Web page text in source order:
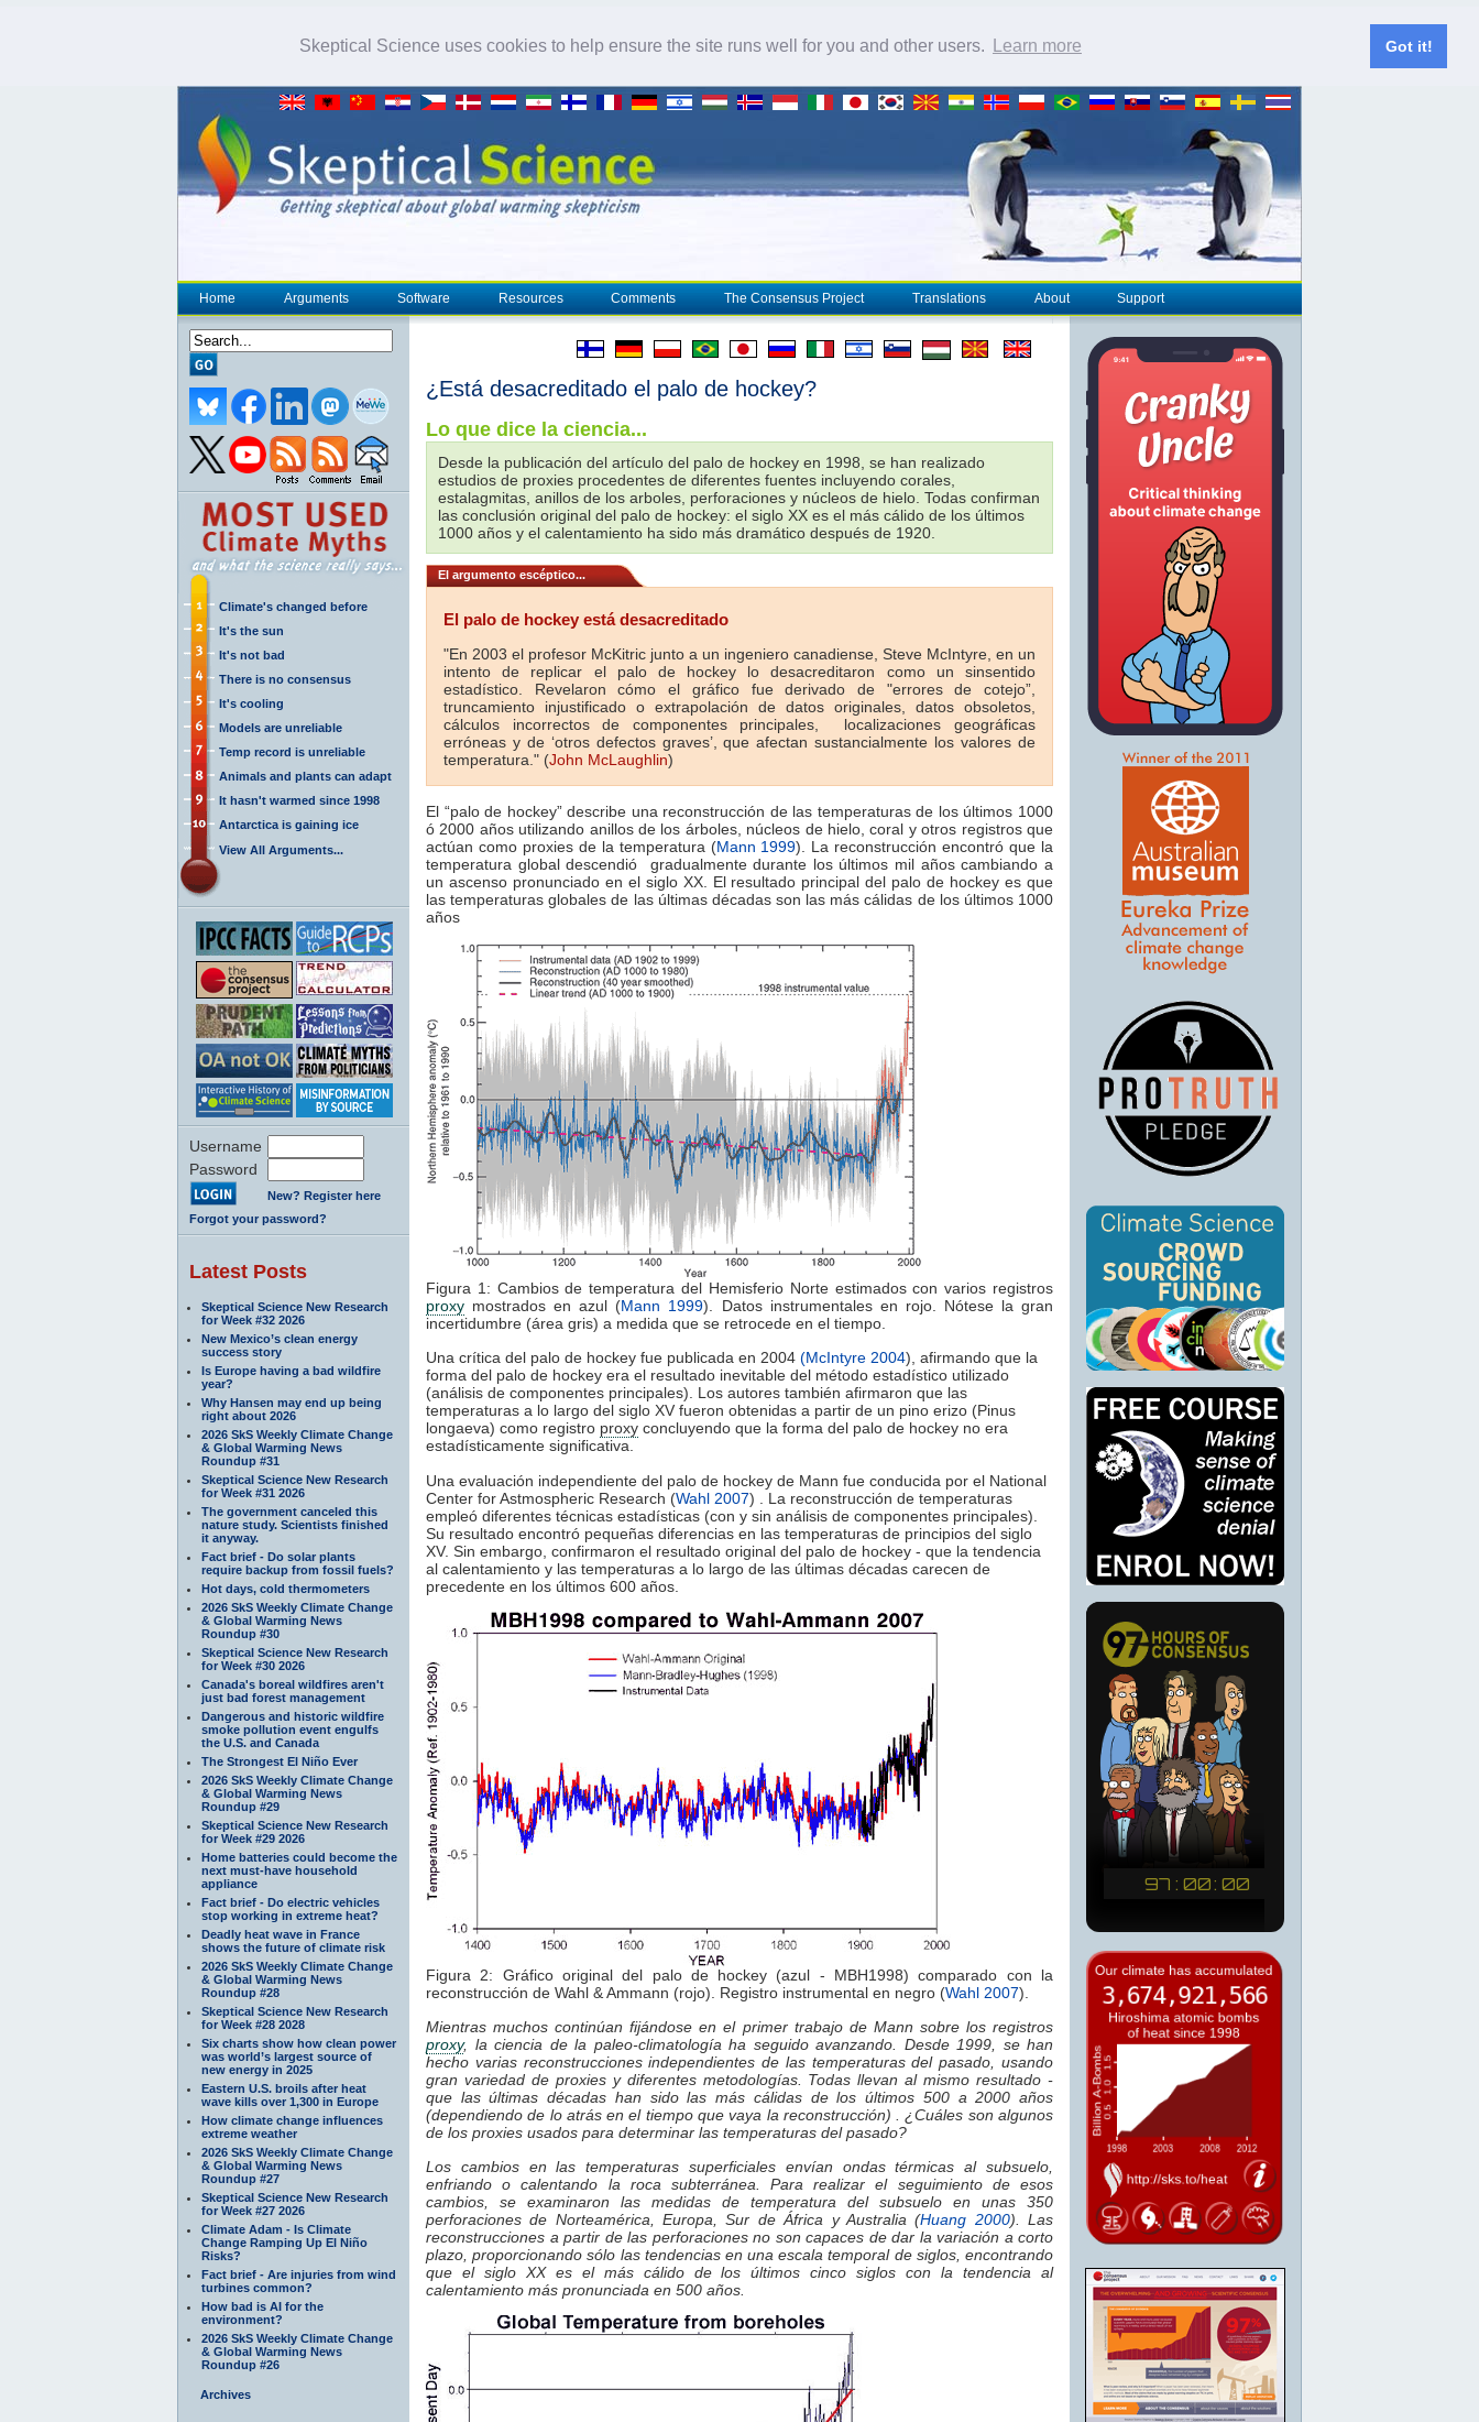
Skeptical Science uses cookies to help ensure the site runs well for you and other users. Learn more Got it!
Home Arguments Software Resources Comments The Consensus Project Translations About Support
Climate's changed before
It's the sun
It's not bad
There is no consensus
It's cooling
Models are unreliable
Temp record is unreliable
Animals and plants can adapt
It hasn't warmed since 1998
Antarctica is gaining ice
View All Arguments...
Username
Password
New? Register here
Forgot your password?
Latest Posts
Skeptical Science New Research
for Week #32 2026
New Mexico’s clean energy
success story
Is Europe having a bad wildfire
year?
Why Hansen may end up being
right about 2026
2026 SkS Weekly Climate Change
& Global Warming News
Roundup #31
Skeptical Science New Research
for Week #31 2026
The government canceled this
nature study. Scientists finished
it anyway.
Fact brief - Do solar plants
require backup from fossil fuels?
Hot days, cold thermometers
2026 SkS Weekly Climate Change
& Global Warming News
Roundup #30
Skeptical Science New Research
for Week #30 2026
Canada's boreal wildfires aren't
just bad forest management
Dangerous and historic wildfire
smoke pollution event engulfs
the U.S. and Canada
The Strongest El Niño Ever
2026 SkS Weekly Climate Change
& Global Warming News
Roundup #29
Skeptical Science New Research
for Week #29 2026
Home batteries could become the
next must-have household
appliance
Fact brief - Do electric vehicles
stop working in extreme heat?
Deadly heat wave in France
shows the future of climate risk
2026 SkS Weekly Climate Change
& Global Warming News
Roundup #28
Skeptical Science New Research
for Week #28 2028
Six charts show how clean power
was world’s largest source of
new energy in 2025
Eastern U.S. broils after heat
wave kills over 1,300 in Europe
How climate change influences
extreme weather
2026 SkS Weekly Climate Change
& Global Warming News
Roundup #27
Skeptical Science New Research
for Week #27 2026
Climate Adam - Is Climate
Change Ramping Up El Niño
Risks?
Fact brief - Are injuries from wind
turbines common?
How bad is AI for the
environment?
2026 SkS Weekly Climate Change
& Global Warming News
Roundup #26
Archives
¿Está desacreditado el palo de hockey?
Lo que dice la ciencia...
Desde la publicación del artículo del palo de hockey en 1998, se han realizado
estudios de proxies procedentes de diferentes fuentes incluyendo corales,
estalagmitas, anillos de los arboles, perforaciones y núcleos de hielo. Todas confirman
las conclusión original del palo de hockey: el siglo XX es el más cálido de los últimos
1000 años y el calentamiento ha sido más dramático después de 1920.
El argumento escéptico...
El palo de hockey está desacreditado
"En 2003 el profesor McKitric junto a un ingeniero canadiense, Steve McIntyre, en un
intento de replicar el palo de hockey lo desacreditaron como un sinsentido
estadístico. Revelaron cómo el gráfico fue derivado de "errores de cotejo”,
truncamiento injustificado o extrapolación de datos originales, datos obsoletos,
cálculos incorrectos de componentes principales, localizaciones geográficas
erróneas y de ‘otros defectos graves’, que afectan sustancialmente los valores de
temperatura." (John McLaughlin)
El “palo de hockey” describe una reconstrucción de las temperaturas de los últimos 1000
ó 2000 años utilizando anillos de los árboles, núcleos de hielo, coral y otros registros que
actúan como proxies de la temperatura (Mann 1999). La reconstrucción encontró que la
temperatura global descendió gradualmente durante los últimos mil años cambiando a
un ascenso pronunciado en el siglo XX. El resultado principal del palo de hockey es que
las temperaturas globales de las últimas décadas son las más cálidas de los últimos 1000
años
Figura 1: Cambios de temperatura del Hemisferio Norte estimados con varios registros
proxy mostrados en azul (Mann 1999). Datos instrumentales en rojo. Nótese la gran
incertidumbre (área gris) a medida que se retrocede en el tiempo.
Una crítica del palo de hockey fue publicada en 2004 (McIntyre 2004), afirmando que la
forma del palo de hockey era el resultado inevitable del método estadístico utilizado
(análisis de componentes principales). Los autores también afirmaron que las
temperaturas a lo largo del siglo XV fueron obtenidas a partir de un pino erizo (Pinus
longaeva) como registro proxy concluyendo que la forma del palo de hockey no era
estadísticamente significativa.
Una evaluación independiente del palo de hockey de Mann fue conducida por el National
Center for Astmospheric Research (Wahl 2007) . La reconstrucción de temperaturas
empleó diferentes técnicas estadísticas (con y sin análisis de componentes principales).
Su resultado encontró pequeñas diferencias en las temperaturas de principios del siglo
XV. Sin embargo, confirmaron el resultado original del palo de hockey - que la tendencia
al calentamiento y las temperaturas a lo largo de las últimas décadas carecen de
precedente en los últimos 600 años.
Figura 2: Gráfico original del palo de hockey (azul - MBH1998) comparado con la
reconstrucción de Wahl & Ammann (rojo). Registro instrumental en negro (Wahl 2007).
Mientras muchos continúan fijándose en el primer trabajo de Mann sobre los registros
proxy, la ciencia de la paleo-climatología ha seguido avanzando. Desde 1999, se han
hecho varias reconstrucciones independientes de las temperaturas del pasado, usando
gran variedad de proxies y diferentes metodologías. Todas llevan al mismo resultado -
que las últimas décadas han sido las más cálidas de los últimos 500 a 2000 años
(dependiendo de lo atrás en el tiempo que vaya la reconstrucción) . ¿Cuáles son algunos
de los proxies usados para determinar las temperaturas del pasado?
Los cambios en las temperaturas superficiales envían ondas térmicas al subsuelo,
enfriando o calentando la roca subterránea. Para realizar el seguimiento de esos
cambios, se examinaron las medidas de temperatura del subsuelo en unas 350
perforaciones de Norteamérica, Europa, Sur de África y Australia (Huang 2000). Las
reconstrucciones a partir de las perforaciones no son capaces de dar la variación a corto
plazo, proporcionando sólo las tendencias en una escala temporal de siglos, encontrando
que el siglo XX es el más cálido de los últimos cinco siglos con la tendencia al
calentamiento más pronunciada en 500 años.